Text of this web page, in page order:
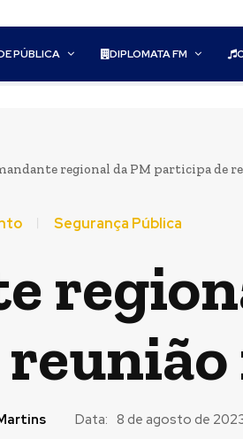
PÚBLICA DIPLOMATA FM
regional da PM participa de
Segurança Pública
Data: 8 de agosto de